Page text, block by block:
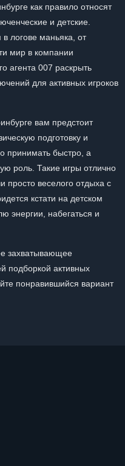
как правило относят
и детские.
логове маньяка, от
мир в компании
агента 007 раскрыть
для активных игроков
вам предстоит
подготовку и
принимать быстро, а
роль. Такие игры отлично
просто веселого отдыха с
кстати на детском
энергии, набегаться и
захватывающее
подборкой активных
понравившийся вариант